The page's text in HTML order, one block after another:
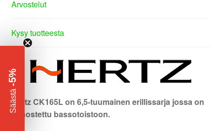
Arvostelut
Kysy tuotteesta
Hertz CK165L on 6,5-tuumainen erillissarja jossa on
panostettu bassotoistoon.
Säästä
-5%